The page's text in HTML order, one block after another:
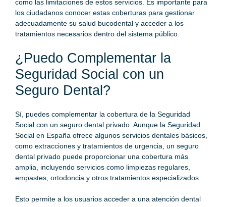
como las limitaciones de estos servicios. Es importante para
los ciudadanos conocer estas coberturas para gestionar
adecuadamente su salud bucodental y acceder a los
tratamientos necesarios dentro del sistema público.
¿Puedo Complementar la
Seguridad Social con un
Seguro Dental?
Sí, puedes complementar la cobertura de la Seguridad
Social con un seguro dental privado. Aunque la Seguridad
Social en España ofrece algunos servicios dentales básicos,
como extracciones y tratamientos de urgencia, un seguro
dental privado puede proporcionar una cobertura más
amplia, incluyendo servicios como limpiezas regulares,
empastes, ortodoncia y otros tratamientos especializados.
Esto permite a los usuarios acceder a una atención dental